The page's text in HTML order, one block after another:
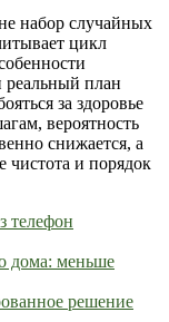
набор случайных
цикл
план
за здоровье
вероятность
снижается, а
чистота и порядок
телефон
дома: меньше
решение